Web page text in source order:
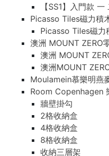
【SS1】入門款
Picasso Tiles磁力積
Picasso Tiles磁力
澳洲 MOUNT ZERO
澳洲 MOUNT
澳洲MOUNT
Moulamein慕樂明燕
Room Copenhagen
牆壁掛勾
2格收納盒
4格收納盒
8格收納盒
收納三層架